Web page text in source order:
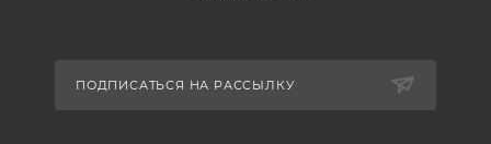
ПОДПИСАТЬСЯ НА РАССЫЛКУ